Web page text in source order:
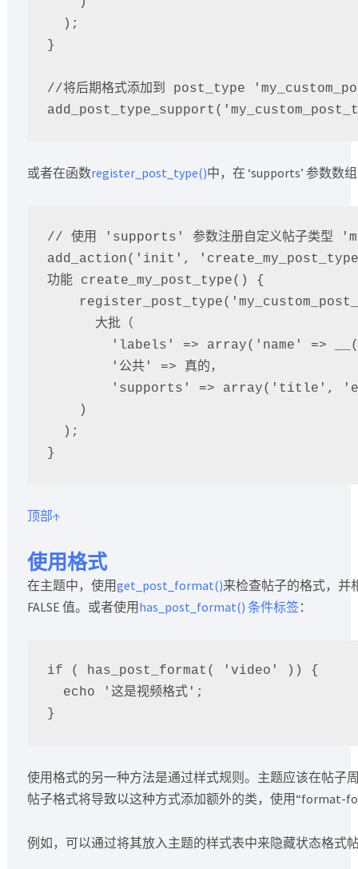
}
//将后期格式添加到 post_type
或者在函数register_post_type()中，在 ‘supports’ 参数数
// 使用 'supports' 参数注册自定义帖子类型
add_action('init',
功能 create_my_post_type() {
}
顶部↑
使用格式
在主题中，使用get_post_format()来检查帖子的格式，并
FALSE 值。或者使用has_post_format() 条件标签：
if ( has_post_format( 'video' )) {
使用格式的另一种方法是通过样式规则。主题应该在帖子
帖子格式将导致以这种方式添加额外的类，使用“format-
例如，可以通过将其放入主题的样式表中来隐藏状态格式